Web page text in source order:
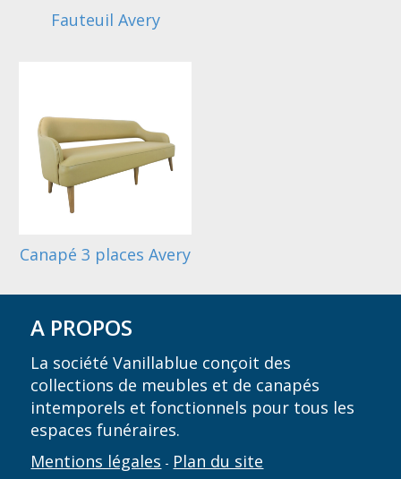
Fauteuil Avery
Canapé 3 places Avery
A PROPOS
La société Vanillablue conçoit des
collections de meubles et de canapés
intemporels et fonctionnels pour tous les
espaces funéraires.
Mentions légales - Plan du site